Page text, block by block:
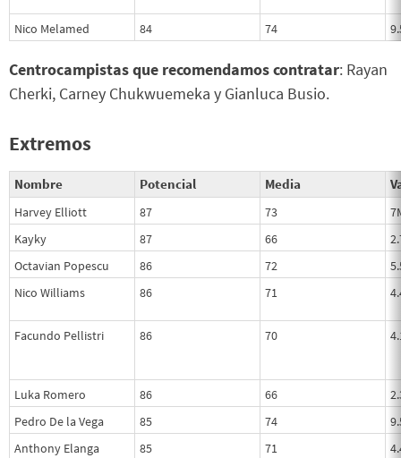
Nico Melamed 84 74
Centrocampistas que recomendamos contratar: Rayan
Cherki, Carney Chukwuemeka y Gianluca Busio.
Extremos
Nombre Potencial Media
Harvey Elliott 87 73
Kayky
87 66
Octavian Popescu
86 72
Nico Williams
86 71
Facundo Pellistri 86 70
Luka Romero 86 66
Pedro De la Vega
85 74
Anthony Elanga
85 71